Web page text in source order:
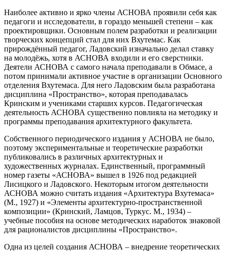
Наиболее активно и ярко члены АСНОВА проявили себя как
педагоги и исследователи, в гораздо меньшей степени – как
проектировщики. Основным полем разработки и реализации
творческих концепций стал для них Вхутемас. Как
прирождённый педагог, Ладовский изначально делал ставку
на молодёжь, хотя в АСНОВА входили и его сверстники.
Деятели АСНОВА с самого начала преподавали в Обмасе, а
потом принимали активное участие в организации Основного
отделения Вхутемаса. Для него Ладовским была разработана
дисциплина «Пространство», которая преподавалась
Кринским и учениками старших курсов. Педагогическая
деятельность АСНОВА существенно повлияла на методику и
программы преподавания архитектурного факультета.
Собственного периодического издания у АСНОВА не было,
поэтому экспериментальные и теоретические разработки
публиковались в различных архитектурных и
художественных журналах. Единственный, программный
номер газеты «АСНОВА» вышел в 1926 под редакцией
Лисицкого и Ладовского. Некоторым итогом деятельности
АСНОВА можно считать издания «Архитектура Вхутемаса»
(М., 1927) и «Элементы архитектурно-­пространственной
композиции» (Крин­ский, Ламцов, Туркус. М., 1934) –
учебные пособия на основе методических наработок знаковой
для рационалистов дисциплины «Пространство».
Одна из целей создания АСНОВА – внедрение теоретических